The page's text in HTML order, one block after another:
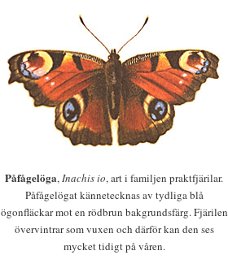
Påfågelöga,Inachis io, art i familjen praktfjärilar.
Påfågelögat kännetecknas av tydliga blå
ögonfläckar mot en rödbrun bakgrundsfärg. Fjärilen
övervintrar som vuxen och därför kan den ses
mycket tidigt på våren.